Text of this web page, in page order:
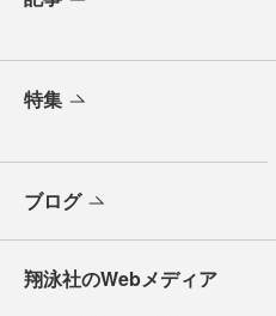
特集
ブログ
翔泳社のWebメディア